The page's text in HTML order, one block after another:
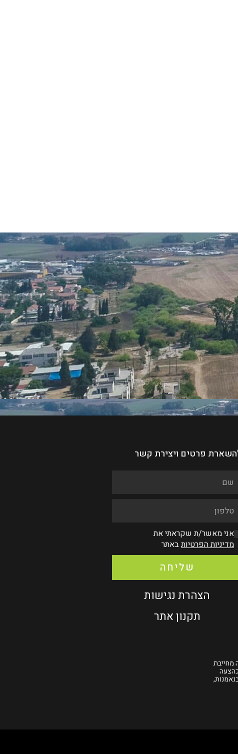
פרטים ויצירת קשר
אני מאשר/ת שקראתי את
מדיניות הפרטיותבאתר
שליחה
הצהרת נגישות
תקנון אתר
מחייבת